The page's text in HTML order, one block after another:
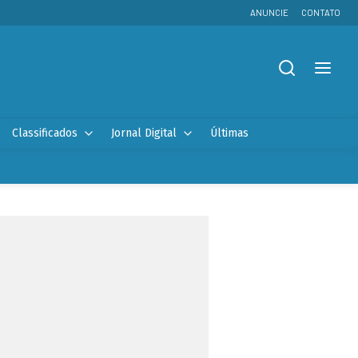
ANUNCIE CONTATO
Classificados Jornal Digital Últimas